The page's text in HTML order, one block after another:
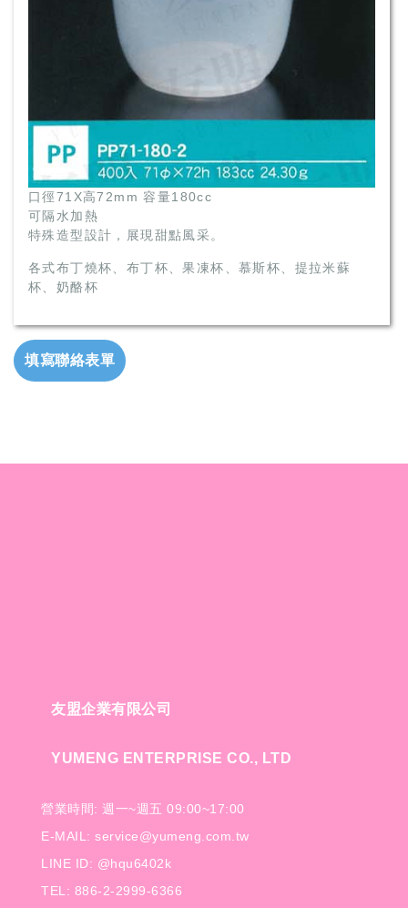
口徑71X高72mm 容量180cc
可隔水加熱
特殊造型設計，展現甜點風采。
各式布丁燒杯、布丁杯、果凍杯、慕斯杯、提拉米蘇
杯、奶酪杯
填寫聯絡表單
友盟企業有限公司
YUMENG ENTERPRISE CO., LTD
營業時間: 週一~週五 09:00~17:00
E-MAIL: service@yumeng.com.tw
LINE ID: @hqu6402k
TEL: 886-2-2999-6366